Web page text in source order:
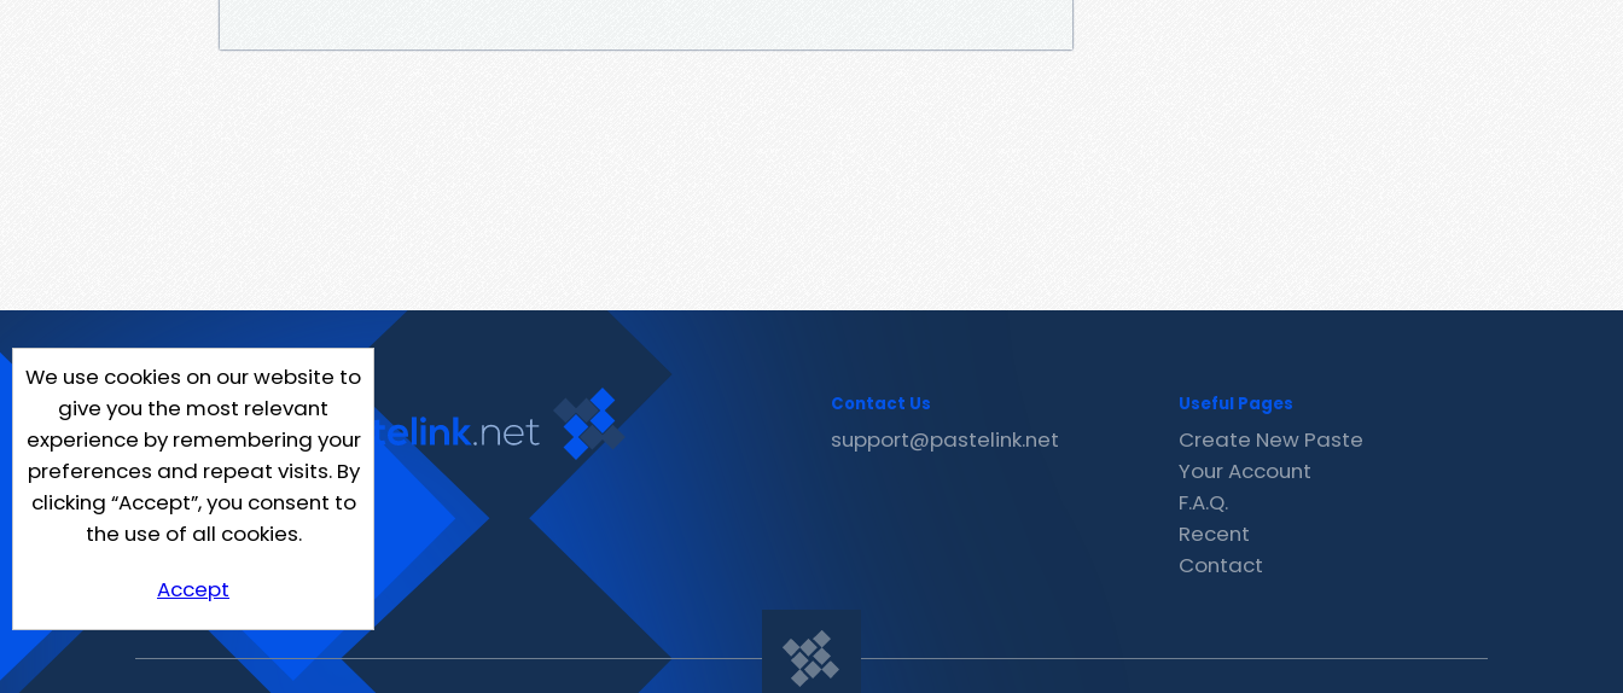
We use cookies on our website to
give you the most relevant
experience by remembering your
preferences and repeat visits. By
clicking “Accept”, you consent to
the use of all cookies.
Accept
Contact Us
support@pastelink.net
Useful Pages
Create New Paste
Your Account
F.A.Q.
Recent
Contact